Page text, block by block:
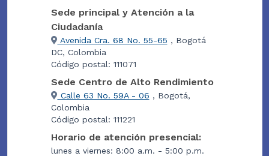
Sede principal y Atención a la
Ciudadanía
Avenida Cra. 68 No. 55-65 , Bogotá
DC, Colombia
Código postal: 111071
Sede Centro de Alto Rendimiento
Calle 63 No. 59A - 06 , Bogotá,
Colombia
Código postal: 111221
Horario de atención presencial:
lunes a viernes: 8:00 a.m. - 5:00 p.m.